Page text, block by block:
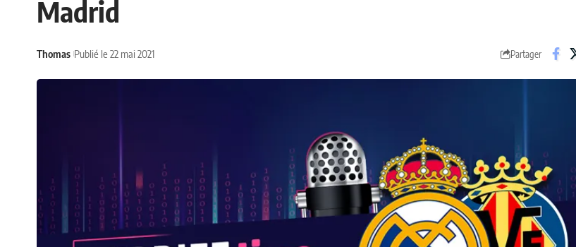
Madrid
Thomas Publié le 22 mai 2021 Partager